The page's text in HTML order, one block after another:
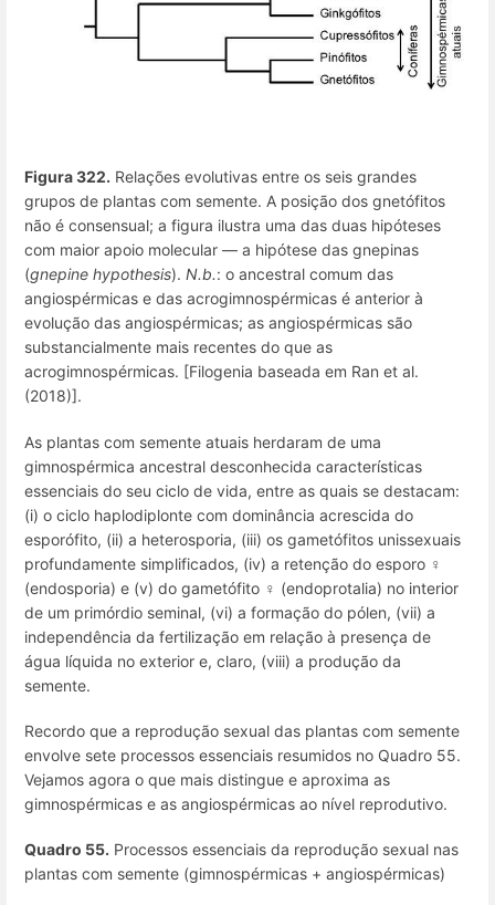
Figura 322. Relações evolutivas entre os seis grandes
grupos de plantas com semente. A posição dos gnetófitos
não é consensual; a figura ilustra uma das duas hipóteses
com maior apoio molecular — a hipótese das gnepinas
(gnepine hypothesis). N.b.: o ancestral comum das
angiospérmicas e das acrogimnospérmicas é anterior à
evolução das angiospérmicas; as angiospérmicas são
substancialmente mais recentes do que as
acrogimnospérmicas. [Filogenia baseada em Ran et al.
(2018)].
As plantas com semente atuais herdaram de uma
gimnospérmica ancestral desconhecida características
essenciais do seu ciclo de vida, entre as quais se destacam:
(i) o ciclo haplodiplonte com dominância acrescida do
esporófito, (ii) a heterosporia, (iii) os gametófitos unissexuais
profundamente simplificados, (iv) a retenção do esporo ♀
(endosporia) e (v) do gametófito ♀ (endoprotalia) no interior
de um primórdio seminal, (vi) a formação do pólen, (vii) a
independência da fertilização em relação à presença de
água líquida no exterior e, claro, (viii) a produção da
semente.
Recordo que a reprodução sexual das plantas com semente
envolve sete processos essenciais resumidos no Quadro 55.
Vejamos agora o que mais distingue e aproxima as
gimnospérmicas e as angiospérmicas ao nível reprodutivo.
Quadro 55. Processos essenciais da reprodução sexual nas
plantas com semente (gimnospérmicas + angiospérmicas)